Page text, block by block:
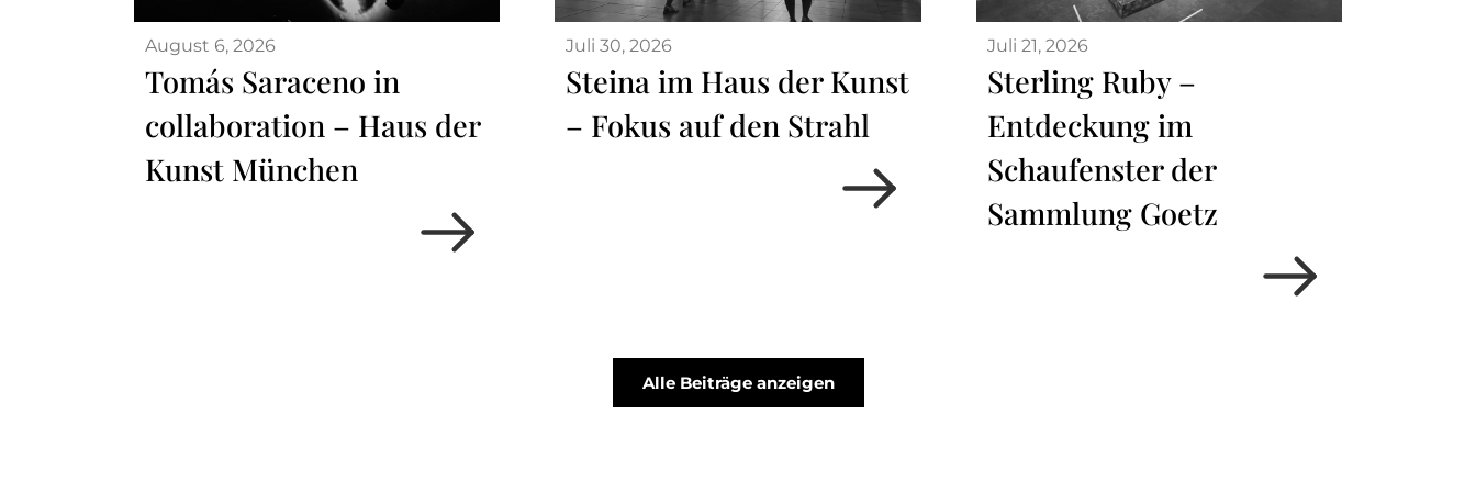
August 6, 2026
Tomás Saraceno in
collaboration – Haus der
Kunst München
Juli 30, 2026
Steina im Haus der Kunst
– Fokus auf den Strahl
Juli 21, 2026
Sterling Ruby –
Entdeckung im
Schaufenster der
Sammlung Goetz
Alle Beiträge anzeigen